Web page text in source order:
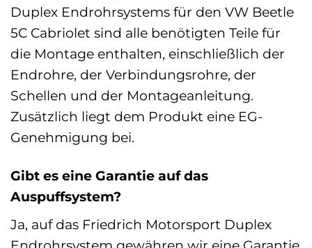
Duplex Endrohrsystems für den VW Beetle
5C Cabriolet sind alle benötigten Teile für
die Montage enthalten, einschließlich der
Endrohre, der Verbindungsrohre, der
Schellen und der Montageanleitung.
Zusätzlich liegt dem Produkt eine EG-
Genehmigung bei.
Gibt es eine Garantie auf das
Auspuffsystem?
Ja, auf das Friedrich Motorsport Duplex